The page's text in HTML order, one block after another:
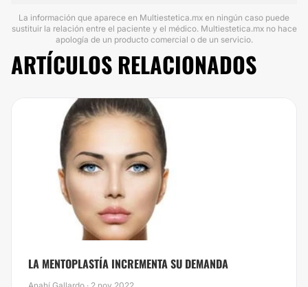
La información que aparece en Multiestetica.mx en ningún caso puede
sustituir la relación entre el paciente y el médico. Multiestetica.mx no hace
apología de un producto comercial o de un servicio.
ARTÍCULOS RELACIONADOS
LA MENTOPLASTÍA INCREMENTA SU DEMANDA